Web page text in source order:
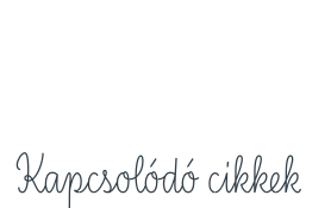
Kapcsolódó cikkek